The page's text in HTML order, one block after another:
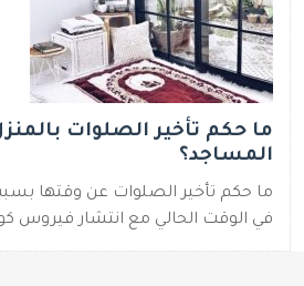
ما حكم تأخير الصلوات
المساجد؟
ما حكم تأخير الصلوات عن وقتها
في الوقت الحالي مع انتشار فيروس